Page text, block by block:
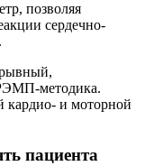
позволяя
сердечно-
методика.
кардио- и моторной
пациента